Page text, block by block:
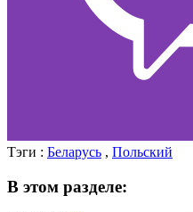
Тэги : Беларусь , Польский
В этом разделе: